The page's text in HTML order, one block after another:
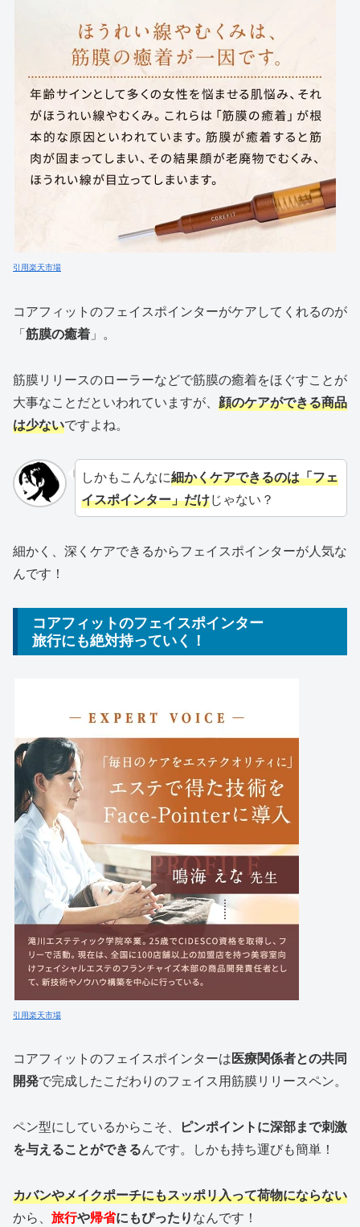
引用楽天市場
コアフィットのフェイスポインターがケアしてくれるのが
「筋膜の癒着 」。
筋膜リリースのローラーなどで筋膜の癒着をほぐすことが
大事なことだといわれていますが、 顔のケアができる商品
は少ないですよね。
しかもこんなに細かくケアできるのは「フェ
イスポインター」だけじゃない？
細かく、深くケアできるからフェイスポインターが人気な
んです！
コアフィットのフェイスポインター
旅行にも絶対持っていく！
引用楽天市場
コアフィットのフェイスポインターは医療関係者との共同
開発で完成したこだわりのフェイス用筋膜リリースペン。
ペン型にしているからこそ、
ピンポイントに深部まで刺激
を与えることができるんです。しかも持ち運びも簡単！
カバンやメイクポーチにもスッポリ入って荷物にならない
から、 旅行や帰省にもぴったりなんです！